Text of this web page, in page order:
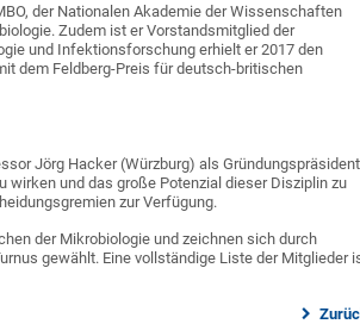
der Nationalen Akademie der Wissenschaften
Zudem ist er Vorstandsmitglied der
und Infektionsforschung erhielt er 2017 den
dem Feldberg-Preis für deutsch-britischen
Jörg Hacker (Würzburg) als Gründungspräsident
wirken und das große Potenzial dieser Disziplin zu
zur Verfügung.
der Mikrobiologie und zeichnen sich durch
gewählt. Eine vollständige Liste der Mitglieder